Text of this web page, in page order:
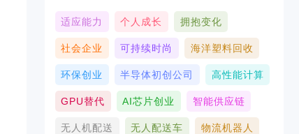
适应能力 个人成长 拥抱变化
社会企业 可持续时尚 海洋塑料回收
环保创业 半导体初创公司 高性能计算
GPU替代 AI芯片创业 智能供应链
无人机配送 无人配送车 物流机器人